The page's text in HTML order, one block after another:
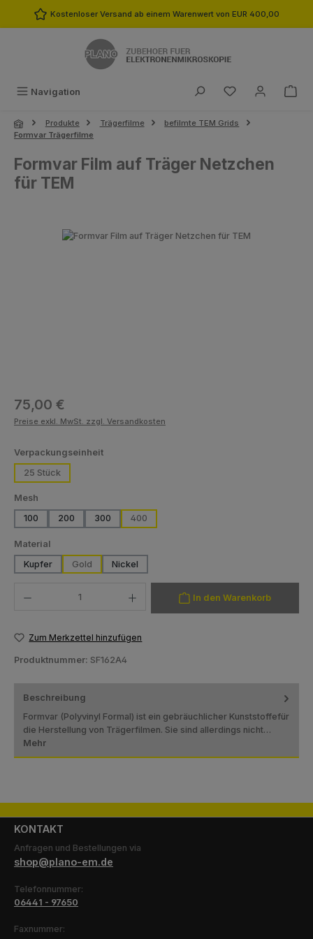
Zum Hauptinhalt springen
Kostenloser Versand ab einem Warenwert von EUR 400,00
Navigation Du hast 0
Produkte Trägerfilme
befilmte TEM Grids
Formvar Trägerfilme
Formvar Film auf Träger Netzchen
für TEM
Bildergalerie überspringen
Regulärer Preis:
75,00 €
Preise exkl. MwSt. zzgl. Versandkosten
Verpackungseinheitauswählen
25 Stück
Mesh
100
200 300 400
Material
Kupfer
Gold Nickel
In den Warenkorb
Zum Merkzettel hinzufügen
Produktnummer: SF162A4
Beschreibung
Formvar (Polyvinyl Formal) ist ein gebräuchlicher Kunststoffefür
die Herstellung von Trägerfilmen. Sie sind allerdings nicht…
Mehr
KONTAKT
Anfragen und Bestellungen via
shop@plano-em.de
Telefonnummer:
06441 - 97650
Faxnummer: